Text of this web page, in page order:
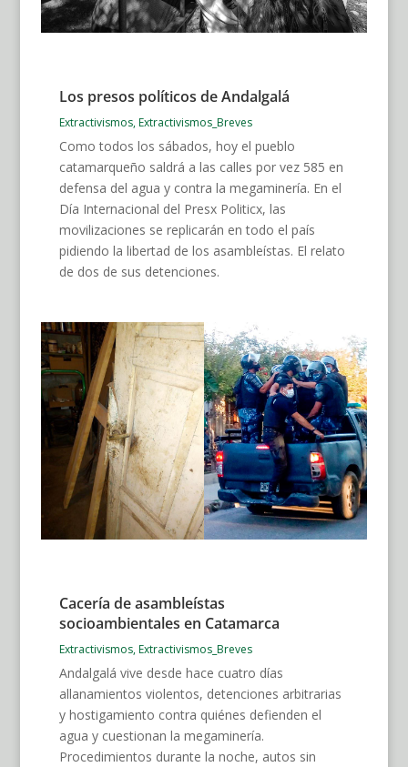
Los presos políticos de Andalgalá
Extractivismos,Extractivismos_Breves
Como todos los sábados, hoy el pueblo
catamarqueño saldrá a las calles por vez 585 en
defensa del agua y contra la megaminería. En el
Día Internacional del Presx Politicx, las
movilizaciones se replicarán en todo el país
pidiendo la libertad de los asambleístas. El relato
de dos de sus detenciones.
Cacería de asambleístas
socioambientales en Catamarca
Extractivismos,Extractivismos_Breves
Andalgalá vive desde hace cuatro días
allanamientos violentos, detenciones arbitrarias
y hostigamiento contra quiénes defienden el
agua y cuestionan la megaminería.
Procedimientos durante la noche, autos sin